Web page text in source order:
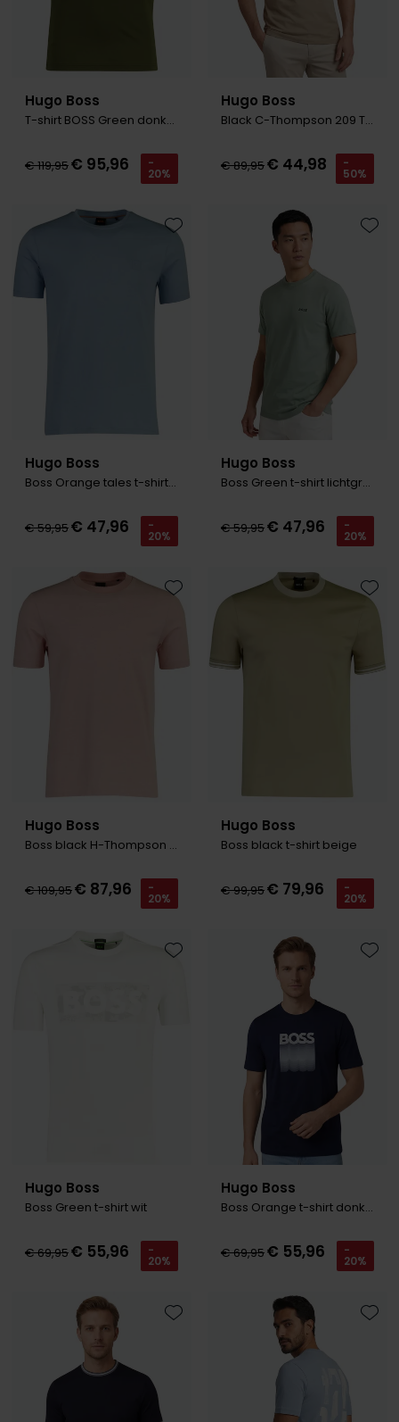
Hugo Boss
T-shirt BOSS Green donkergroen porsche
€ 119,95€ 95,96 -
20%
Hugo Boss
Black C-Thompson 209 T-shirt beige
€ 89,95€ 44,98 -
50%
Hugo Boss
Boss Orange tales t-shirt lichtblau
€ 59,95€ 47,96 -
20%
Toevoegen aan favorieten
Hugo Boss
Boss Green t-shirt lichtgroen ronde hals
€ 59,95€ 47,96 -
20%
Hugo Boss
Boss black H-Thompson t-shirt roze
€ 109,95€ 87,96 -
20%
Toevoegen aan favorieten
Hugo Boss
Boss black t-shirt beige
€ 99,95€ 79,96 -
20%
Hugo Boss
Boss Green t-shirt wit
€ 69,95€ 55,96 -
20%
Toevoegen aan favorieten
Hugo Boss
Boss Orange t-shirt donkerblauw met opdruk
€ 69,95€ 55,96 -
20%
Toevoegen aan favorieten